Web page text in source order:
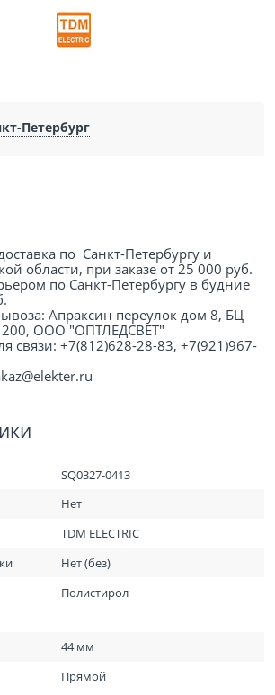
Петербург
по Санкт-Петербургу и
области, при заказе от 25 000 руб.
по Санкт-Петербургу в будние
Апраксин переулок дом 8, БЦ
200, ООО "ОПТЛЕДСВЕТ"
связи: +7(812)628-28-83, +7(921)967-
SQ0327-0413
Нет
TDM ELECTRIC
Нет (без)
Полистирол
44 мм
Прямой